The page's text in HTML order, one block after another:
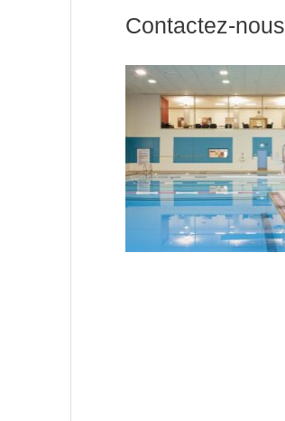
Contactez-nous